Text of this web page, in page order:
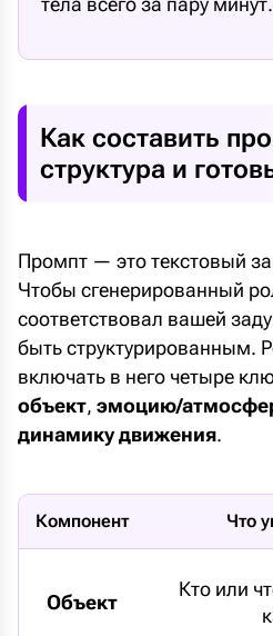
Как составить
структура и
Промпт — это текстовый
Чтобы сгенерированный
соответствовал вашей
быть структурированным.
включать в него четыре
объект, эмоцию/
динамику движения.
Компонент Что
Объект
Кто или